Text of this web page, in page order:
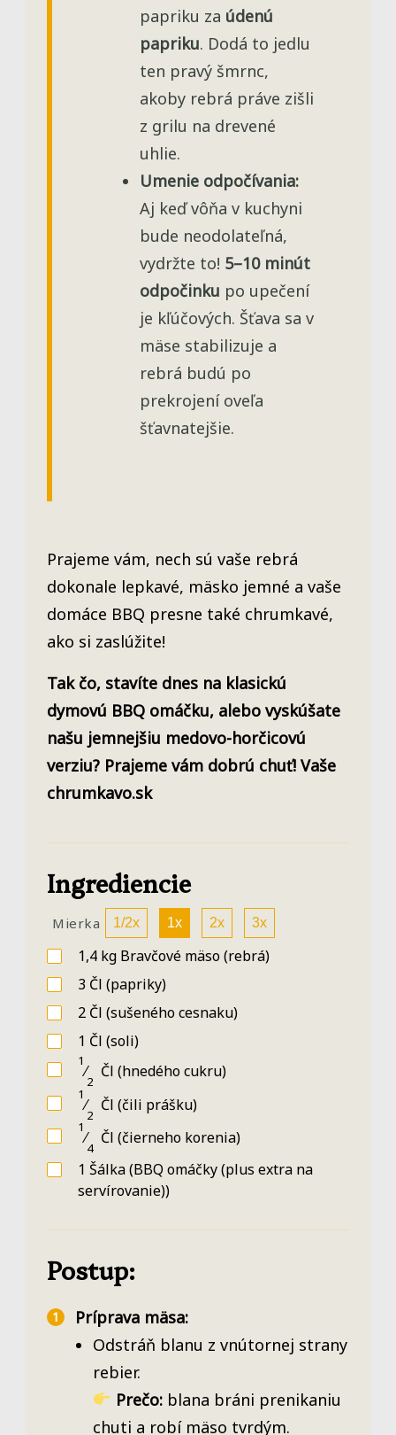
papriku za údenú
papriku. Dodá to jedlu
ten pravý šmrnc,
akoby rebrá práve zišli
z grilu na drevené
uhlie.
Umenie odpočívania:
Aj keď vôňa v kuchyni
bude neodolateľná,
vydržte to! 5–10 minút
odpočinku po upečení
je kľúčových. Šťava sa v
mäse stabilizuje a
rebrá budú po
prekrojení oveľa
šťavnatejšie.
Prajeme vám, nech sú vaše rebrá
dokonale lepkavé, mäsko jemné a vaše
domáce BBQ presne také chrumkavé,
ako si zaslúžite!
Tak čo, stavíte dnes na klasickú
dymovú BBQ omáčku, alebo vyskúšate
našu jemnejšiu medovo-horčicovú
verziu? Prajeme vám dobrú chuť! Vaše
chrumkavo.sk
Ingrediencie
Mierka 1/2x 1x 2x 3x
1,4 kg Bravčové mäso(rebrá)
3 Čl (papriky)
2 Čl (sušeného cesnaku)
1 Čl (soli)
1
⁄
2
Čl (hnedého cukru)
1
⁄
2
Čl (čili prášku)
1
⁄
4
Čl (čierneho korenia)
1 Šálka(BBQ omáčky (plus extra na
servírovanie))
Postup:
Príprava mäsa:
Odstráň blanu z vnútornej strany
rebier.
Prečo:blana bráni prenikaniu
chuti a robí mäso tvrdým.